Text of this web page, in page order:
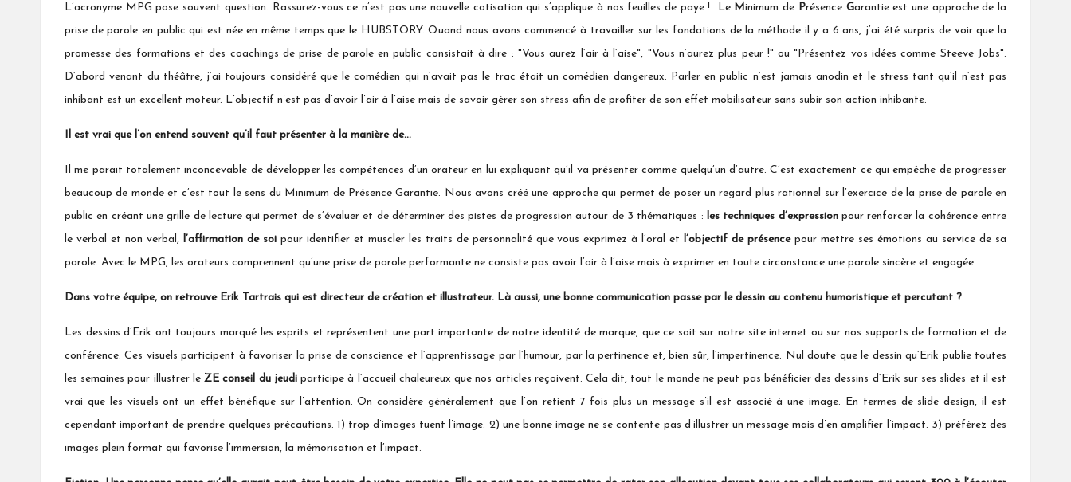
L’acronyme MPG pose souvent question. Rassurez-vous ce n’est pas une nouvelle cotisation qui s’applique à nos feuilles de paye ! Le Minimum de Présence Garantie est une approche de la
prise de parole en public qui est née en même temps que le HUBSTORY. Quand nous avons commencé à travailler sur les fondations de la méthode il y a 6 ans, j’ai été surpris de voir que la
promesse des formations et des coachings de prise de parole en public consistait à dire : "Vous aurez l’air à l’aise", "Vous n’aurez plus peur !" ou "Présentez vos idées comme Steeve Jobs".
D’abord venant du théâtre, j’ai toujours considéré que le comédien qui n’avait pas le trac était un comédien dangereux. Parler en public n’est jamais anodin et le stress tant qu’il n’est pas
inhibant est un excellent moteur. L’objectif n’est pas d’avoir l’air à l’aise mais de savoir gérer son stress afin de profiter de son effet mobilisateur sans subir son action inhibante.
Il est vrai que l’on entend souvent qu’il faut présenter à la manière de…
Il me parait totalement inconcevable de développer les compétences d’un orateur en lui expliquant qu’il va présenter comme quelqu’un d’autre. C’est exactement ce qui empêche de progresser
beaucoup de monde et c’est tout le sens du Minimum de Présence Garantie. Nous avons créé une approche qui permet de poser un regard plus rationnel sur l’exercice de la prise de parole en
public en créant une grille de lecture qui permet de s’évaluer et de déterminer des pistes de progression autour de 3 thématiques : les techniques d’expressionpour renforcer la cohérence entre
le verbal et non verbal, l’affirmation de soipour identifier et muscler les traits de personnalité que vous exprimez à l’oral et l’objectif de présencepour mettre ses émotions au service de sa
parole. Avec le MPG, les orateurs comprennent qu’une prise de parole performante ne consiste pas avoir l’air à l’aise mais à exprimer en toute circonstance une parole sincère et engagée.
Dans votre équipe, on retrouve Erik Tartrais qui est directeur de création et illustrateur. Là aussi, une bonne communication passe par le dessin au contenu humoristique et percutant ?
Les dessins d’Erik ont toujours marqué les esprits et représentent une part importante de notre identité de marque, que ce soit sur notre site internet ou sur nos supports de formation et de
conférence. Ces visuels participent à favoriser la prise de conscience et l’apprentissage par l’humour, par la pertinence et, bien sûr, l’impertinence. Nul doute que le dessin qu’Erik publie toutes
les semaines pour illustrer leZE conseil du jeudiparticipe à l’accueil chaleureux que nos articles reçoivent. Cela dit, tout le monde ne peut pas bénéficier des dessins d’Erik sur ses slides et il est
vrai que les visuels ont un effet bénéfique sur l’attention. On considère généralement que l’on retient 7 fois plus un message s’il est associé à une image. En termes de slide design, il est
cependant important de prendre quelques précautions. 1) trop d’images tuent l’image. 2) une bonne image ne se contente pas d’illustrer un message mais d’en amplifier l’impact. 3) préférez des
images plein format qui favorise l’immersion, la mémorisation et l’impact.